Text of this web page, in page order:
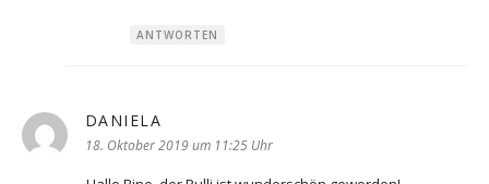
ANTWORTEN
DANIELA
18. Oktober 2019 um 11:25 Uhr